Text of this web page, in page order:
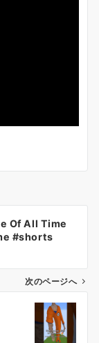
Of All Time
#shorts
次のページへ